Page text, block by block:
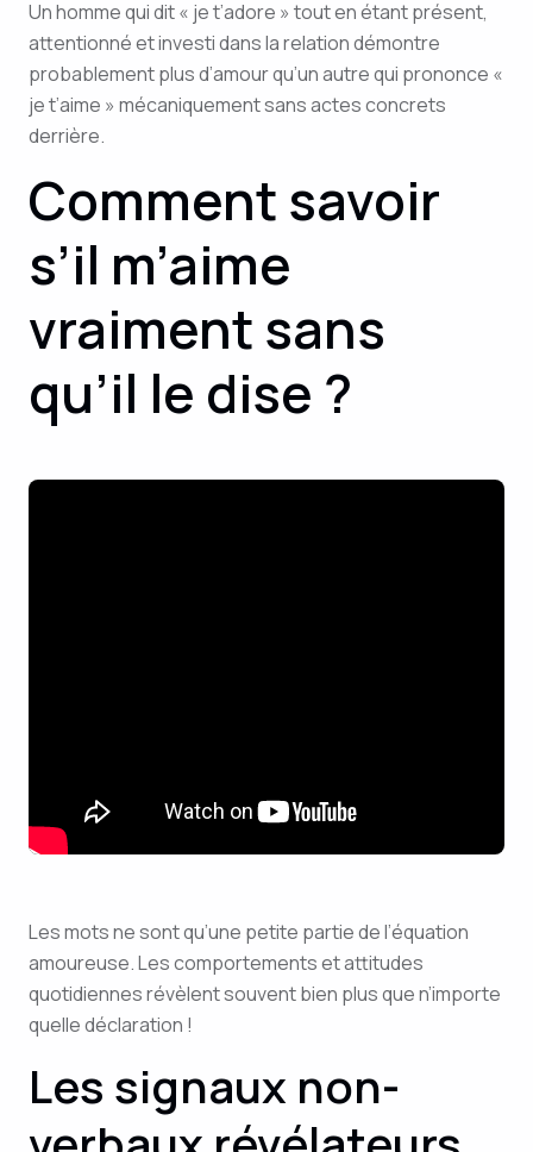
Un homme qui dit « je t’adore » tout en étant présent,
attentionné et investi dans la relation démontre
probablement plus d’amour qu’un autre qui prononce «
je t’aime » mécaniquement sans actes concrets
derrière.
Comment savoir
s’il m’aime
vraiment sans
qu’il le dise ?
Les mots ne sont qu’une petite partie de l’équation
amoureuse. Les comportements et attitudes
quotidiennes révèlent souvent bien plus que n’importe
quelle déclaration !
Les signaux non-